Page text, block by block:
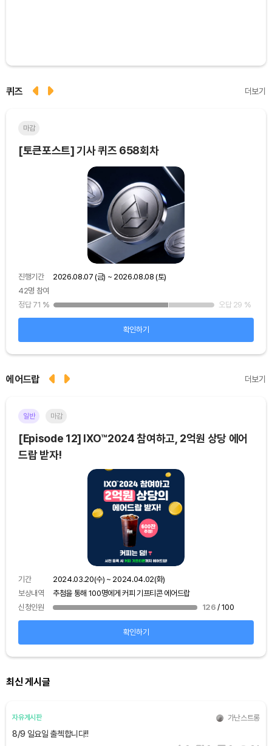
퀴즈 더보기
마감
[토큰포스트] 기사 퀴즈 658회차
진행기간
2026.08.07 (금) ~ 2026.08.08 (토)
42명 참여
정답 71 % 오답 29 %
확인하기
에어드랍 더보기
일반 마감
[Episode 12] IXO™2024 참여하고, 2억원 상당 에어
드랍 받자!
기간
2024.03.20(수) ~ 2024.04.02(화)
보상내역
추첨을 통해 100명에게 커피 기프티콘 에어드랍
신청인원
126 / 100
확인하기
최신 게시글
자유게시판 가난스트롱
8/9 일요일 출첵합니다!!